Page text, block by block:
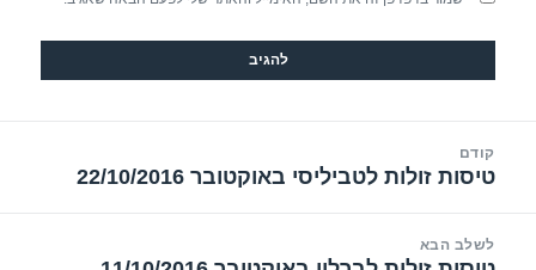
קודם
הפוסט
טיסות זולות לטביליסי באוקטובר 22/10/2016
לשלב הבא